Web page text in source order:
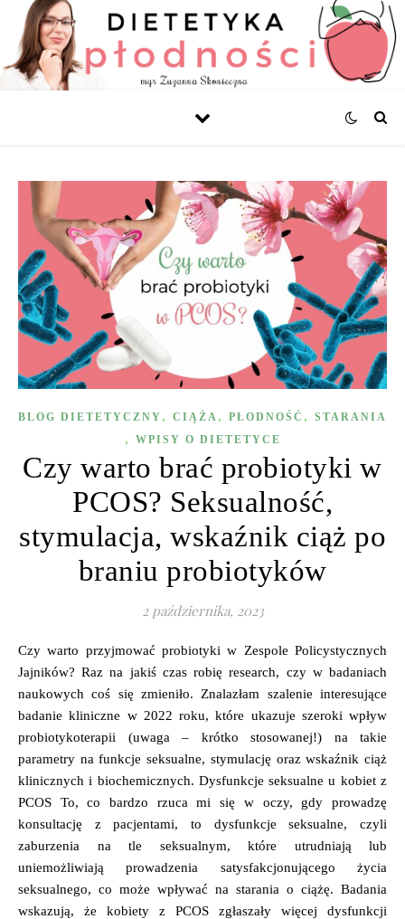
BLOG DIETETYCZNY , CIĄŻA , PŁODNOŚĆ , STARANIA
, WPISY O DIETETYCE
Czy warto brać probiotyki w
PCOS? Seksualność,
stymulacja, wskaźnik ciąż po
braniu probiotyków
2 października, 2023
Czy warto przyjmować probiotyki w Zespole Policystycznych
Jajników? Raz na jakiś czas robię research, czy w badaniach
naukowych coś się zmieniło. Znalazłam szalenie interesujące
badanie kliniczne w 2022 roku, które ukazuje szeroki wpływ
probiotykoterapii (uwaga – krótko stosowanej!) na takie
parametry na funkcje seksualne, stymulację oraz wskaźnik ciąż
klinicznych i biochemicznych. Dysfunkcje seksualne u kobiet z
PCOS To, co bardzo rzuca mi się w oczy, gdy prowadzę
konsultację z pacjentami, to dysfunkcje seksualne, czyli
zaburzenia na tle seksualnym, które utrudniają lub
uniemożliwiają prowadzenia satysfakcjonującego życia
seksualnego, co może wpływać na starania o ciążę. Badania
wskazują, że kobiety z PCOS zgłaszały więcej dysfunkcji